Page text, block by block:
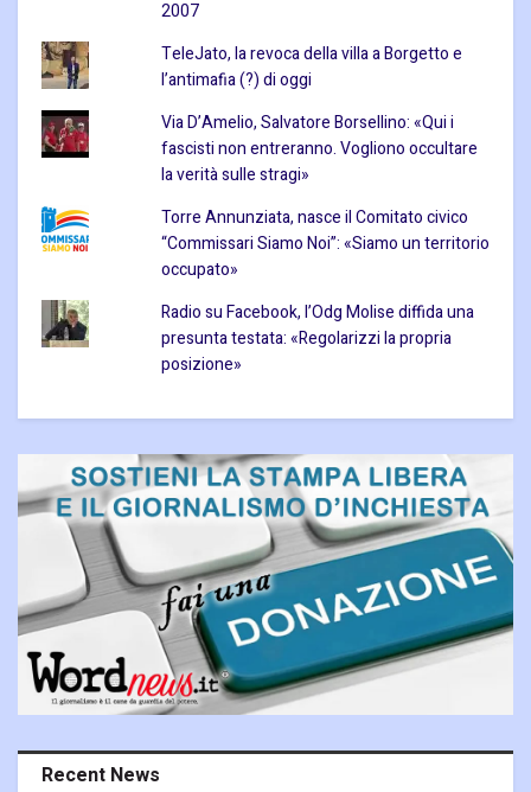
2007
TeleJato, la revoca della villa a Borgetto e
l’antimafia (?) di oggi
Via D’Amelio, Salvatore Borsellino: «Qui i
fascisti non entreranno. Vogliono occultare
la verità sulle stragi»
Torre Annunziata, nasce il Comitato civico
“Commissari Siamo Noi”: «Siamo un territorio
occupato»
Radio su Facebook, l’Odg Molise diffida una
presunta testata: «Regolarizzi la propria
posizione»
Recent News